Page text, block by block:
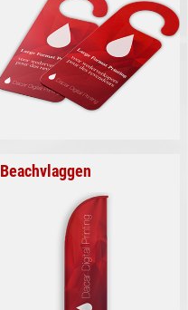
Beachvlaggen